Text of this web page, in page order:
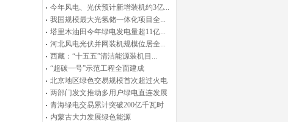
今年风电、光伏预计新增装机约3亿...
我国规模最大光氢储一体化项目全...
塔里木油田今年绿电发电量超11亿...
河北风电光伏并网装机规模位居全...
西藏：“十五五”清洁能源装机目...
“超碳一号”示范工程全面建成
北京地区绿色交易规模首次超过火电
两部门发文推动多用户绿电直连发展
青海绿电交易累计突破200亿千瓦时
内蒙古大力发展绿色能源